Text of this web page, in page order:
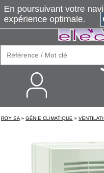
ROY SA » GÉNIE CLIMATIQUE »
En poursuivant votre
expérience optimale.